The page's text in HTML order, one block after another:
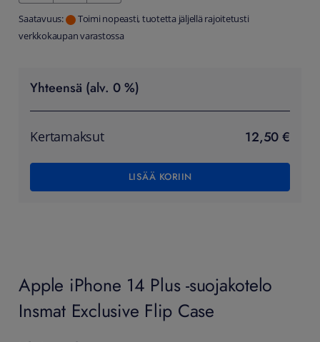
Saatavuus:
Toimi nopeasti, tuotetta jäljellä rajoitetusti
verkkokaupan varastossa
Yhteensä (alv. 0 %)
Kertamaksut 12,50 €
LISÄÄ KORIIN
Apple iPhone 14 Plus -suojakotelo
Insmat Exclusive Flip Case